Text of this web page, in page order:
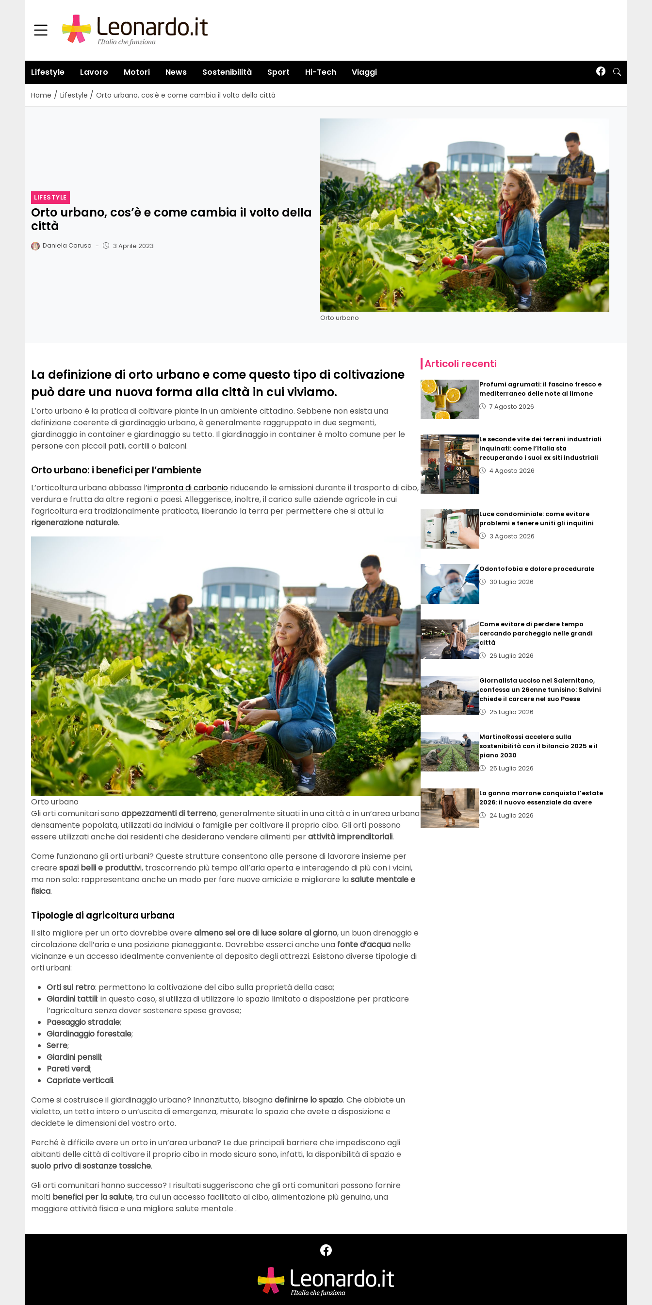
Lifestyle Lavoro Motori News Sostenibilità Sport Hi-Tech Viaggi
Home / Lifestyle / Orto urbano, cos’è e come cambia il volto della città
LIFESTYLE
Orto urbano, cos’è e come cambia il volto della
città
Daniela Caruso - 3 Aprile 2023
Orto urbano
La definizione di orto urbano e come questo tipo di coltivazione
può dare una nuova forma alla città in cui viviamo.
L’orto urbano è la pratica di coltivare piante in un ambiente cittadino. Sebbene non esista una
definizione coerente di giardinaggio urbano, è generalmente raggruppato in due segmenti,
giardinaggio in container e giardinaggio su tetto. Il giardinaggio in container è molto comune per le
persone con piccoli patii, cortili o balconi.
Orto urbano: i benefici per l’ambiente
L’orticoltura urbana abbassa l’impronta di carbonio riducendo le emissioni durante il trasporto di cibo,
verdura e frutta da altre regioni o paesi. Alleggerisce, inoltre, il carico sulle aziende agricole in cui
l’agricoltura era tradizionalmente praticata, liberando la terra per permettere che si attui la
rigenerazione naturale.
Orto urbano
Gli orti comunitari sono appezzamenti di terreno, generalmente situati in una città o in un’area urbana
densamente popolata, utilizzati da individui o famiglie per coltivare il proprio cibo. Gli orti possono
essere utilizzati anche dai residenti che desiderano vendere alimenti perattività imprenditoriali.
Come funzionano gli orti urbani? Queste strutture consentono alle persone di lavorare insieme per
creare spazi belli e produttivi, trascorrendo più tempo all’aria aperta e interagendo di più con i vicini,
ma non solo: rappresentano anche un modo per fare nuove amicizie e migliorare lasalute mentale e
fisica.
Tipologie di agricoltura urbana
Il sito migliore per un orto dovrebbe avere almeno sei ore di luce solare al giorno, un buon drenaggio e
circolazione dell’aria e una posizione pianeggiante. Dovrebbe esserci anche una fonte d’acqua nelle
vicinanze e un accesso idealmente conveniente al deposito degli attrezzi. Esistono diverse tipologie di
orti urbani:
Orti sul retro: permettono la coltivazione del cibo sulla proprietà della casa;
Giardini tattili: in questo caso, si utilizza di utilizzare lo spazio limitato a disposizione per praticare
l’agricoltura senza dover sostenere spese gravose;
Paesaggio stradale;
Giardinaggio forestale;
Serre;
Giardini pensili;
Pareti verdi;
Capriate verticali.
Come si costruisce il giardinaggio urbano? Innanzitutto, bisognadefinirne lo spazio. Che abbiate un
vialetto, un tetto intero o un’uscita di emergenza, misurate lo spazio che avete a disposizione e
decidete le dimensioni del vostro orto.
Perché è difficile avere un orto in un’area urbana? Le due principali barriere che impediscono agli
abitanti delle città di coltivare il proprio cibo in modo sicuro sono, infatti, la disponibilità di spazio e
suolo privo di sostanze tossiche.
Gli orti comunitari hanno successo? I risultati suggeriscono che gli orti comunitari possono fornire
molti benefici per la salute, tra cui un accesso facilitato al cibo, alimentazione più genuina, una
maggiore attività fisica e una migliore salute mentale .
Articoli recenti
Profumi agrumati: il fascino fresco e
mediterraneo delle note al limone
7 Agosto 2026
Le seconde vite dei terreni industriali
inquinati: come l’Italia sta
recuperando i suoi ex siti industriali
4 Agosto 2026
Luce condominiale: come evitare
problemi e tenere uniti gli inquilini
3 Agosto 2026
Odontofobia e dolore procedurale
30 Luglio 2026
Come evitare di perdere tempo
cercando parcheggio nelle grandi
città
26 Luglio 2026
Giornalista ucciso nel Salernitano,
confessa un 26enne tunisino: Salvini
chiede il carcere nel suo Paese
25 Luglio 2026
MartinoRossi accelera sulla
sostenibilità con il bilancio 2025 e il
piano 2030
25 Luglio 2026
La gonna marrone conquista l’estate
2026: il nuovo essenziale da avere
24 Luglio 2026